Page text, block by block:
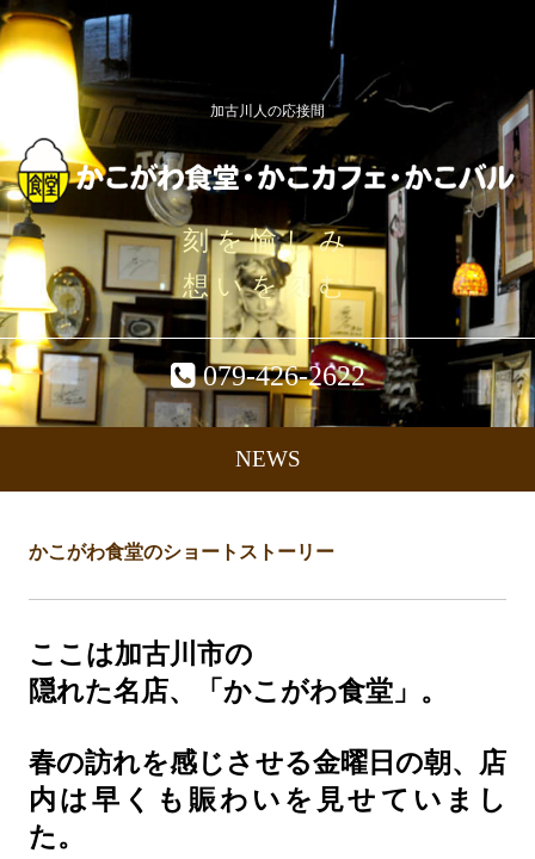
加古川人の応接間
刻を愉しみ
想いを刻む
079-426-2622
NEWS
かこがわ食堂のショートストーリー
ここは加古川市の
隠れた名店、「かこがわ食堂」。
春の訪れを感じさせる金曜日の朝、店
内は早くも賑わいを見せていまし
た。